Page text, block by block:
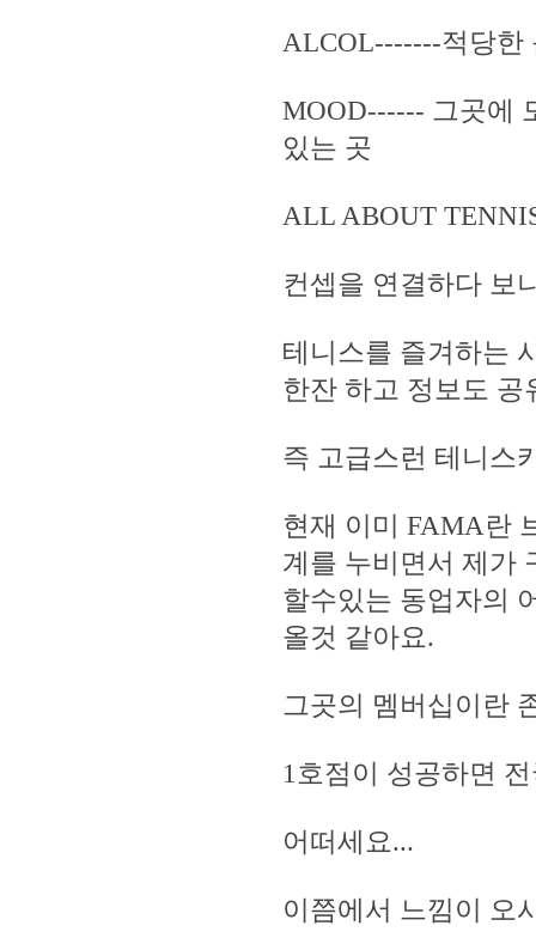
ALCOL-------적당한
MOOD------ 그곳에
있는 곳
ALL ABOUT
컨셉을 연결하다 보
테니스를 즐겨하는
한잔 하고 정보도 공
즉 고급스런 테니스
현재 이미 FAMA란
계를 누비면서 제가
할수있는 동업자의
올것 같아요.
그곳의 멤버십이란
1호점이 성공하면
어떠세요...
이쯤에서 느낌이 오